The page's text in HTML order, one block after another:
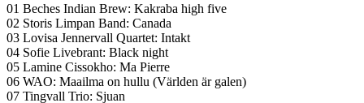
01 Beches Indian Brew: Kakraba high five
02 Storis Limpan Band: Canada
03 Lovisa Jennervall Quartet: Intakt
04 Sofie Livebrant: Black night
05 Lamine Cissokho: Ma Pierre
06 WAO: Maailma on hullu (Världen är galen)
07 Tingvall Trio: Sjuan